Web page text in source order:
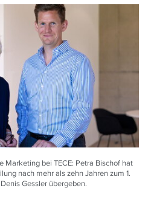
Marketing bei TECE: Petra Bischof hat
nach mehr als zehn Jahren zum 1.
Gessler übergeben.